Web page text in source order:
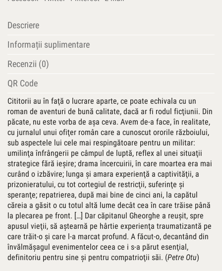
Descriere
Informații suplimentare
Recenzii (0)
QR Code
Cititorii au în faţă o lucrare aparte, ce poate echivala cu un
roman de aventuri de bună calitate, dacă ar fi rodul ficţiunii. Din
păcate, nu este vorba de aşa ceva. Avem de-a face, în realitate,
cu jurnalul unui ofiţer român care a cunoscut ororile războiului,
sub aspectele lui cele mai respingătoare pentru un militar:
umilinţa înfrângerii pe câmpul de luptă, reflex al unei situaţii
strategice fără ieşire; drama încercuirii, în care moartea era mai
curând o izbăvire; lunga şi amara experienţă a captivităţii, a
prizonieratului, cu tot cortegiul de restricţii, suferinţe şi
speranţe; repatrierea, după mai bine de cinci ani, la capătul
căreia a găsit o cu totul altă lume decât cea în care trăise până
la plecarea pe front. […] Dar căpitanul Gheorghe a reuşit, spre
apusul vieţii, să aştearnă pe hârtie experienţa traumatizantă pe
care trăit-o şi care l-a marcat profund. A făcut-o, decantând din
învălmăşagul evenimentelor ceea ce i s-a părut esenţial,
definitoriu pentru sine şi pentru compatrioţii săi. (Petre Otu)